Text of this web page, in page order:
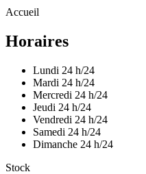
Accueil
Horaires
Lundi 24 h/24
Mardi 24 h/24
Mercredi 24 h/24
Jeudi 24 h/24
Vendredi 24 h/24
Samedi 24 h/24
Dimanche 24 h/24
Stock